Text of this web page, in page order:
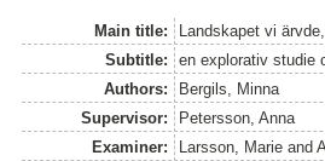
Main title:
Landskapet vi
Subtitle:
en explorativ studie
Authors:
Bergils, Minna
Supervisor:
Petersson, Anna
Examiner:
Larsson, Marie and